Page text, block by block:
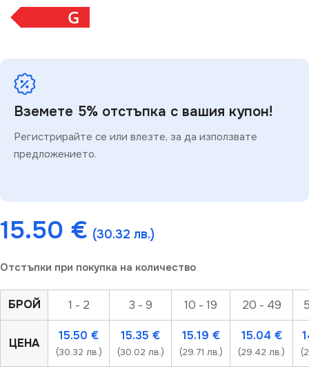
G
Вземете 5% отстъпка с вашия купон!
Регистрирайте се или влезте, за да използвате
предложението.
15.50 € (30.32 лв.)
Отстъпки при покупка на количество
БРОЙ 1 - 2 3 - 9 10 - 19 20 - 49
ЦЕНА
15.50 €
(30.32 лв.)
15.35 €
(30.02 лв.)
15.19 €
(29.71 лв.)
15.04 €
(29.42 лв.)